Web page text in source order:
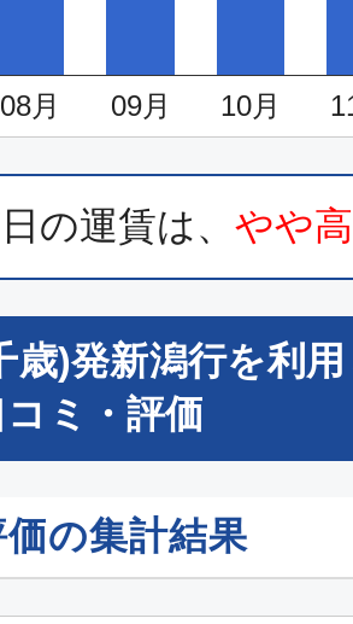
08月 09月 10月
の運賃は、 やや
歳)発新潟行を利
ミ・評価
の集計結果